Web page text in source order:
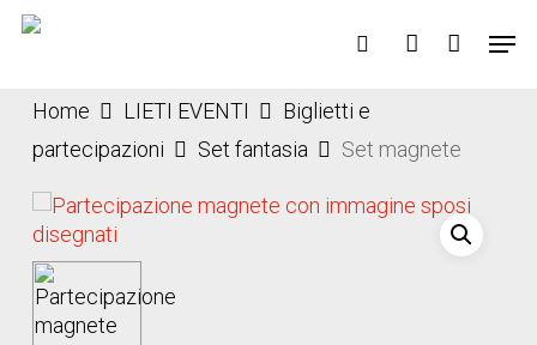
Skip
content
search account
Home LIETI EVENTI
Biglietti e
partecipazioni
Set fantasia Set magnete